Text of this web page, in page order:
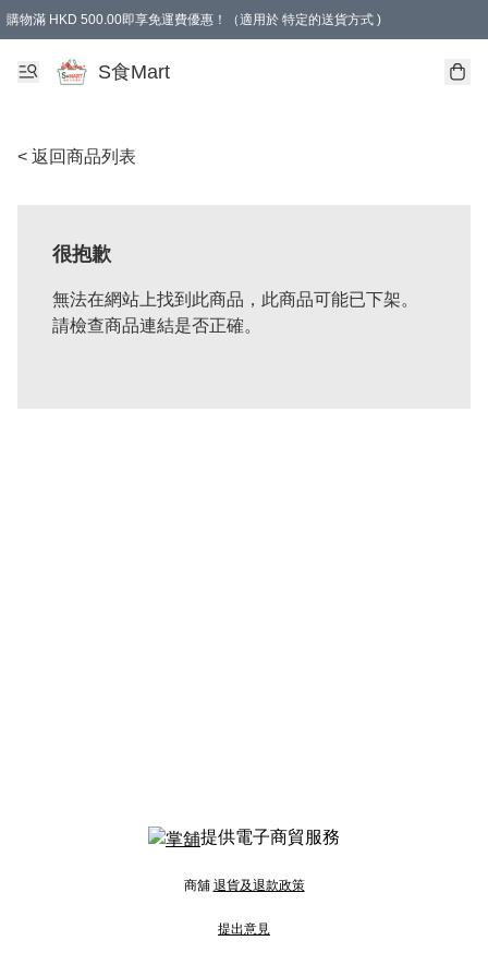
購物滿 HKD 500.00即享免運費優惠！（適用於 特定的送貨方式 )
S食Mart
< 返回商品列表
很抱歉
無法在網站上找到此商品，此商品可能已下架。
請檢查商品連結是否正確。
提供電子商貿服務
商舖 退貨及退款政策
提出意見